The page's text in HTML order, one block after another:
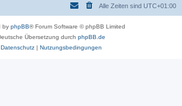
Alle Zeiten sind UTC+01:00
by phpBB® Forum Software © phpBB Limited
Übersetzung durch phpBB.de
Datenschutz| Nutzungsbedingungen